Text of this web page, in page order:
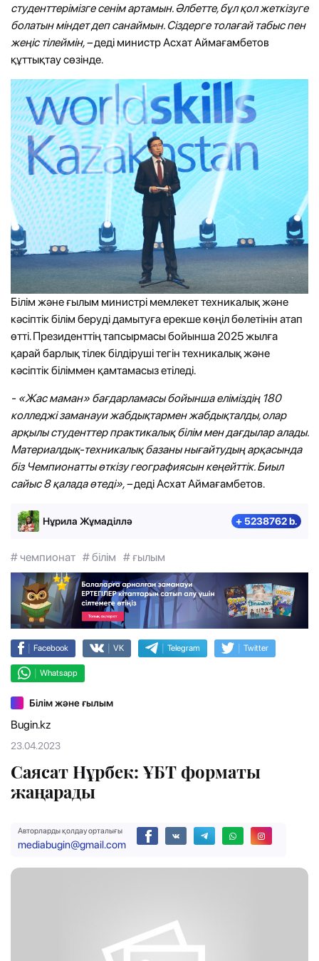
студенттерімізге сенім артамын. Әлбетте, бұл қол жеткізуге
болатын міндет деп санаймын. Сіздерге толағай табыс пен
жеңіс тілеймін, –деді министр Асхат Аймағамбетов
құттықтау сөзінде.
Білім және ғылым министрі мемлекет техникалық және
кәсіптік білім беруді дамытуға ерекше көңіл бөлетінін атап
өтті. Президенттің тапсырмасы бойынша 2025 жылға
қарай барлық тілек білдіруші тегін техникалық және
кәсіптік біліммен қамтамасыз етіледі.
- «Жас маман» бағдарламасы бойынша еліміздің 180
колледжі заманауи жабдықтармен жабдықталды, олар
арқылы студенттер практикалық білім мен дағдылар алады.
Материалдық-техникалық базаны нығайтудың арқасында
біз Чемпионатты өткізу географиясын кеңейттік. Биыл
сайыс 8 қалада өтеді», –деді Асхат Аймағамбетов.
Нұрила Жұмаділлә + 5238762 b.
# чемпионат # білім # ғылым
| Facebook | VK | Telegram | Twitter
| Whatsapp
Білім және ғылым
Bugin.kz
23.04.2023
Саясат Нұрбек: ҰБТ форматы
жаңарады
Авторларды қолдау орталығы
mediabugin@gmail.com